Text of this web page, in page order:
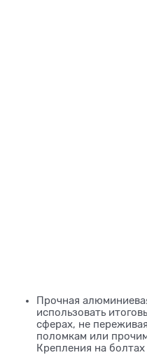
Прочная
использовать
сферах, не
поломкам или
Крепления на